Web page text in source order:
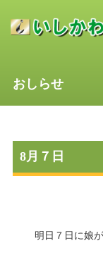
おしらせ
8月７日
明日７日に娘